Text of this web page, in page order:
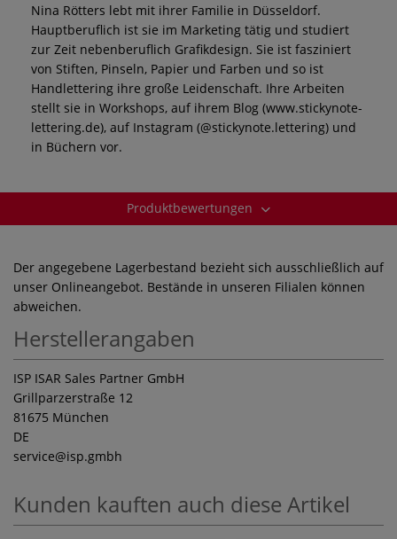
Nina Rötters lebt mit ihrer Familie in Düsseldorf.
Hauptberuflich ist sie im Marketing tätig und studiert
zur Zeit nebenberuflich Grafikdesign. Sie ist fasziniert
von Stiften, Pinseln, Papier und Farben und so ist
Handlettering ihre große Leidenschaft. Ihre Arbeiten
stellt sie in Workshops, auf ihrem Blog (www.stickynote-
lettering.de), auf Instagram (@stickynote.lettering) und
in Büchern vor.
Produktbewertungen
Der angegebene Lagerbestand bezieht sich ausschließlich auf
unser Onlineangebot. Bestände in unseren Filialen können
abweichen.
Herstellerangaben
ISP ISAR Sales Partner GmbH
Grillparzerstraße 12
81675 München
DE
service@isp.gmbh
Kunden kauften auch diese Artikel